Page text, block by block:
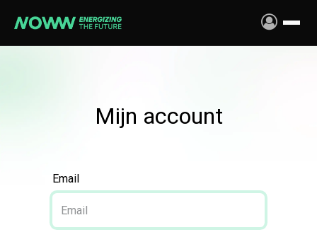
Mijn account
Email